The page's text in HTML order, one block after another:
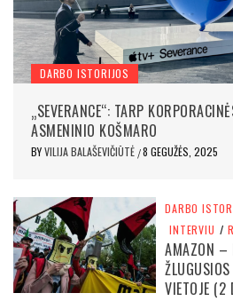
DARBO ISTORIJOS
„SEVERANCE“: TARP
ASMENINIO KOŠMARO
BYVILIJA BALAŠEVIČIŪTĖ /8 GEGUŽĖS, 2025
DARBO
INTERVIU /
AMAZON –
VIETOJE (2